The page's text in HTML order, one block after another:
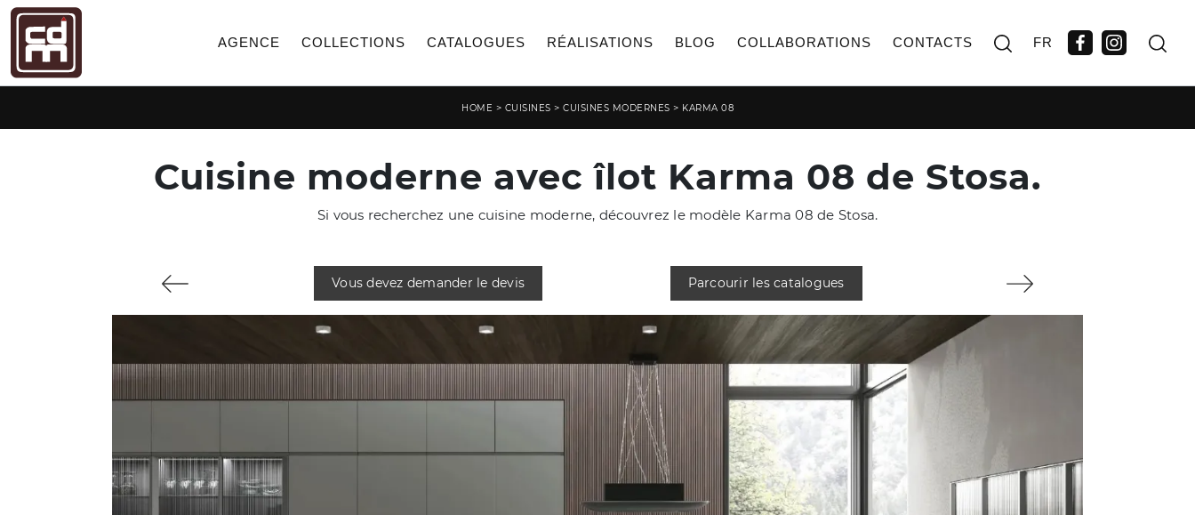
AGENCE COLLECTIONS CATALOGUES RÉALISATIONS BLOG COLLABORATIONS CONTACTS FR
HOME > CUISINES > CUISINES MODERNES > KARMA 08
Cuisine moderne avec îlot Karma 08 de Stosa.
Si vous recherchez une cuisine moderne, découvrez le modèle Karma 08 de Stosa.
Vous devez demander le devis Parcourir les catalogues